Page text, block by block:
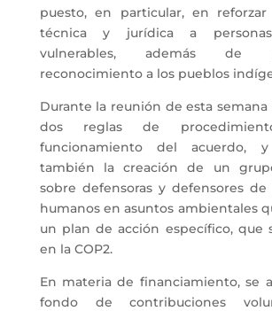
puesto, en particular, en reforzar
técnica y jurídica a
vulnerables, además de
reconocimiento a los pueblos
Durante la reunión de esta semana
dos reglas de
funcionamiento del acuerdo,
también la creación de un
sobre defensoras y defensores
humanos en asuntos ambientales
un plan de acción específico, que
en la COP2.
En materia de financiamiento, se
fondo de contribuciones